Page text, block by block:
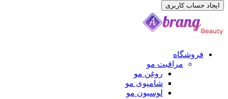
کاربری
مراقبت مو
روغن مو
شامپوی مو
لوسیون مو